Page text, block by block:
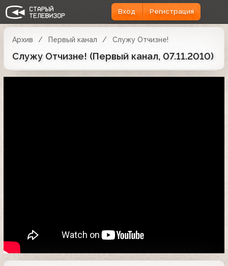
Вход Регистрация
Архив Первый канал Служу Отчизне!
Служу Отчизне! (Первый канал, 07.11.2010)